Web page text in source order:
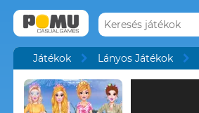
Játékok Lányos Játékok